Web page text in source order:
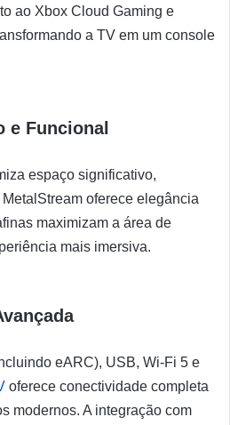
ao Xbox Cloud Gaming e
a TV em um console
e Funcional
espaço significativo,
oferece elegância
maximizam a área de
mais imersiva.
eARC), USB, Wi-Fi 5 e
oferece conectividade completa
modernos. A integração com